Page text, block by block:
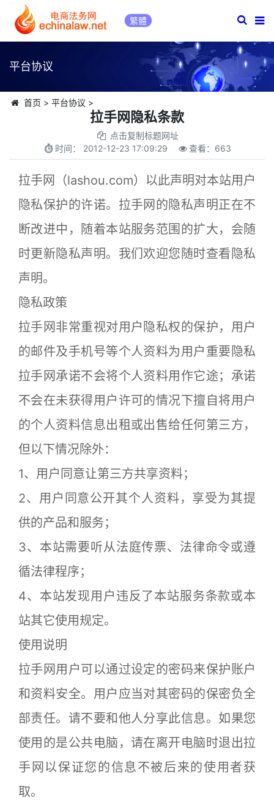
繁體
平台协议
首页 > 平台协议 >
拉手网隐私条款
点击复制标题网址
时间： 2012-12-23 17:09:29 查看： 663
拉手网（lashou.com）以此声明对本站用户
隐私保护的许诺。拉手网的隐私声明正在不
断改进中，随着本站服务范围的扩大，会随
时更新隐私声明。我们欢迎您随时查看隐私
声明。
隐私政策
拉手网非常重视对用户隐私权的保护，用户
的邮件及手机号等个人资料为用户重要隐私
拉手网承诺不会将个人资料用作它途；承诺
不会在未获得用户许可的情况下擅自将用户
的个人资料信息出租或出售给任何第三方，
但以下情况除外：
1、用户同意让第三方共享资料；
2、用户同意公开其个人资料，享受为其提
供的产品和服务；
3、本站需要听从法庭传票、法律命令或遵
循法律程序；
4、本站发现用户违反了本站服务条款或本
站其它使用规定。
使用说明
拉手网用户可以通过设定的密码来保护账户
和资料安全。用户应当对其密码的保密负全
部责任。请不要和他人分享此信息。如果您
使用的是公共电脑，请在离开电脑时退出拉
手网以保证您的信息不被后来的使用者获
取。